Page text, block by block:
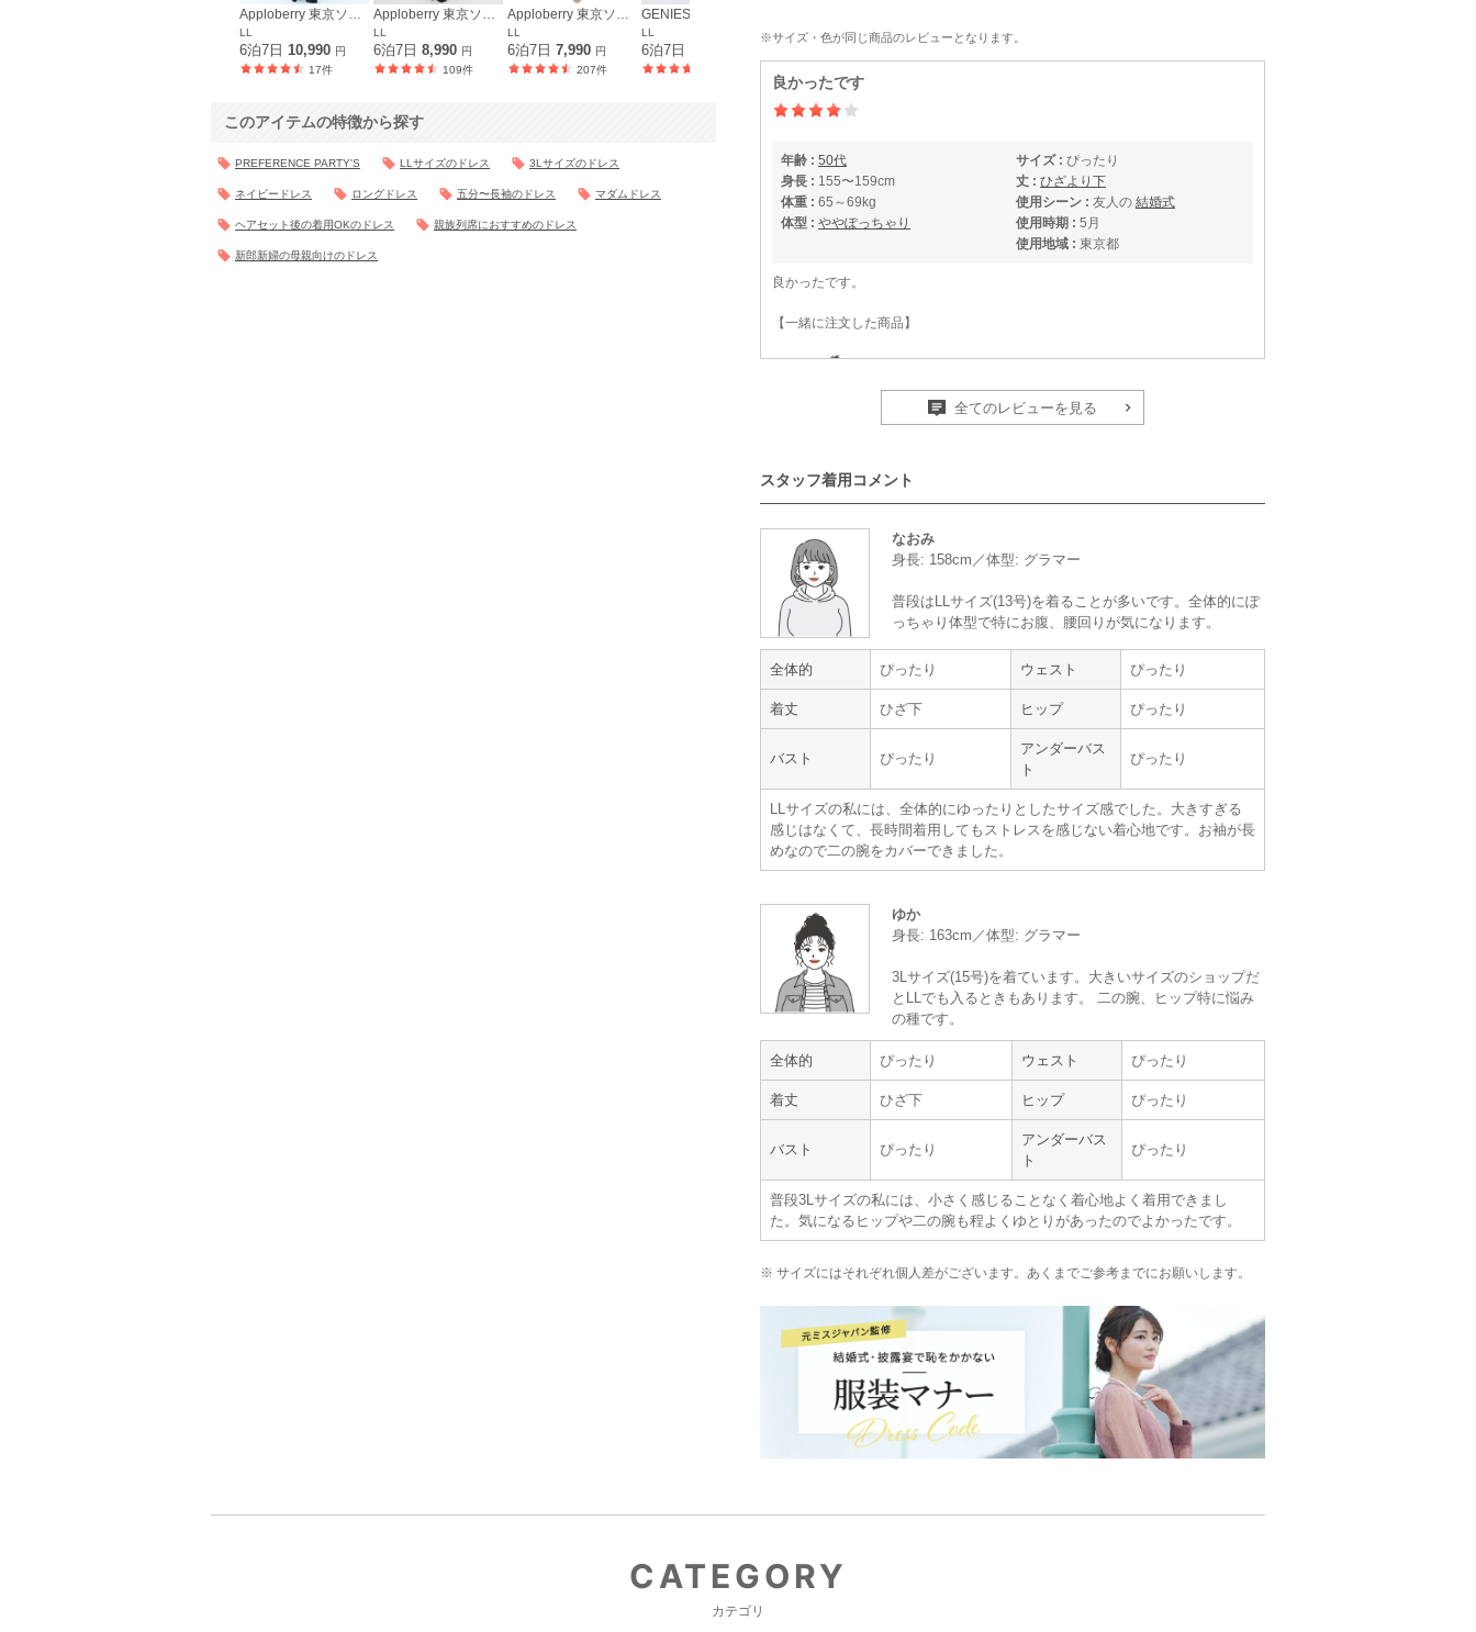
※サイズ・色が同じ商品のレビューとなります。
良かったです
年齢 : 50代
身長 : 155〜159cm
体重 : 65～69kg
体型 : ややぽっちゃり
サイズ : ぴったり
丈 : ひざより下
使用シーン : 友人の 結婚式
使用時期 : 5月
使用地域 : 東京都
良かったです。
【一緒に注文した商品】
年齢 : 50代
身長 :165〜169cm
体重 :50～54kg
体型 :標準
丈 : くるぶし
使用時期 : 4月
使用地域 :佐賀県
【一緒に注文した商品】
Sweet As
身長 :170〜174cm
体重 :
60～64kg
体型 : 標準
使用シーン :
使用地域 :
福島県
【一緒に注文した商品】
PREFERENCE
PARTY'S
全てのレビューを見る
スタッフ着用コメント
なおみ
身長: 158cm／体型: グラマー
普段はLLサイズ(13号)を着ることが多いです。全体的にぽ
っちゃり体型で特にお腹、腰回りが気になります。
全体的 ぴったり ウェスト ぴったり
着丈 ひざ下 ヒップ ぴったり
バスト ぴったり
アンダーバス
ト
ぴったり
LLサイズの私には、全体的にゆったりとしたサイズ感でした。大きすぎる
感じはなくて、長時間着用してもストレスを感じない着心地です。お袖が長
めなので二の腕をカバーできました。
ゆか
身長: 163cm／体型: グラマー
3Lサイズ(15号)を着ています。大きいサイズのショップだ
とLLでも入るときもあります。 二の腕、ヒップ特に悩み
の種です。
全体的 ぴったり ウェスト ぴったり
着丈 ひざ下 ヒップ ぴったり
バスト ぴったり
アンダーバス
ト
ぴったり
普段3Lサイズの私には、小さく感じることなく着心地よく着用できまし
た。気になるヒップや二の腕も程よくゆとりがあったのでよかったです。
※ サイズにはそれぞれ個人差がございます。 あくまでご参考までにお願いします。
Apploberry 東京ソワール
LL
6泊7日 10,990 円
17件
Apploberry 東京ソワール
LL
6泊7日8,990 円
109件
Apploberry 東京ソワール
LL
6泊7日7,990 円
207件
LL
6泊7日
3L LL
このアイテムの特徴から探す
PREFERENCE PARTY'S LLサイズのドレス 3Lサイズのドレス
ネイビードレス ロングドレス 五分〜長袖のドレス マダムドレス
ヘアセット後の着用OKのドレス 親族列席におすすめのドレス
新郎新婦の母親向けのドレス
CATEGORY
カテゴリ